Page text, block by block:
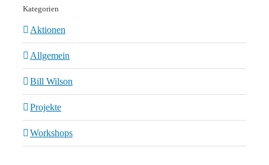
Kategorien
Aktionen
Allgemein
Bill Wilson
Projekte
Workshops